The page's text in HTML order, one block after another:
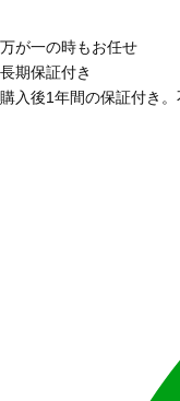
万が一の時もお任せ
長期保証付き
購入後1年間の保証付き